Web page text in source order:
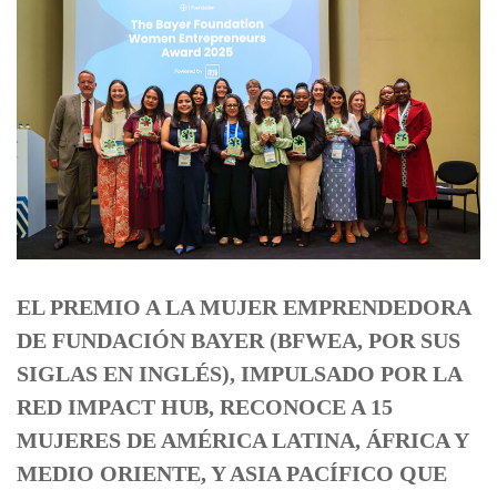
EL PREMIO A LA MUJER EMPRENDEDORA
DE FUNDACIÓN BAYER (BFWEA, POR SUS
SIGLAS EN INGLÉS), IMPULSADO POR LA
RED IMPACT HUB, RECONOCE A 15
MUJERES DE AMÉRICA LATINA, ÁFRICA Y
MEDIO ORIENTE, Y ASIA PACÍFICO QUE